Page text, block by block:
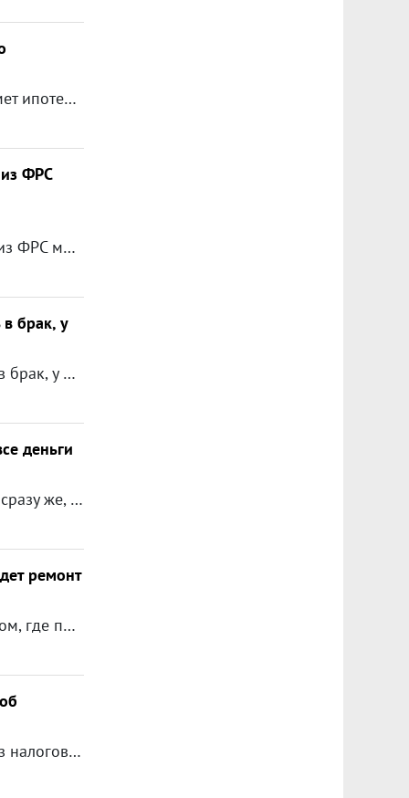
Добрый день! Подскажите, пожалуйста, если мой будущий муж возьмет ипотеку до вступления в брак, в дальнейшем мы поженимся, буду ли я иметь право претендовать на эту квартиру. Измениться ли что-нибудь, если он возьмет на себя ипотеку, когда мы уже будем женаты. Заранее спасибо!
из ФРС
да,то как мне его получить?
брак, у
Мы с молодым человеком живем уже 3.5 года, собираемся вступить в брак, у него в собственности нет жилья, у меня 17.7 кв. комната в общежитии в собственности, можем ли мы претендовать на программу молодая семья, если ему 45, мне 25, я слышала, можно если на семью приходится по 10 кв.м., что нам можно сделать для этого? СПАСИБО
деньги
Здравствуйте, а надо платить налог ,недвижимости менее 3 лет, если сразу же, на все деньги и в этом же году, купить недвижимость? Или возможно только через договор мены?
ремонт
Доброе время суток! Мой отец (вдовец) много лет назад приобрел дом, где по сей день идет ремонт и благоустройство. Примерно полгода назад он женился во второй раз. Вопрос мой в следующем: кто будет являться прямым наследником недвижимости - его дети или новая жена? На сколько мне известно, брачного контракта не существует. Заранее спасибо за ответ.
Здраствуйте, подскажите пожайлуста каков срок действия справки из налоговой об отсутствии задолжности и справки из кадастровой палаты?